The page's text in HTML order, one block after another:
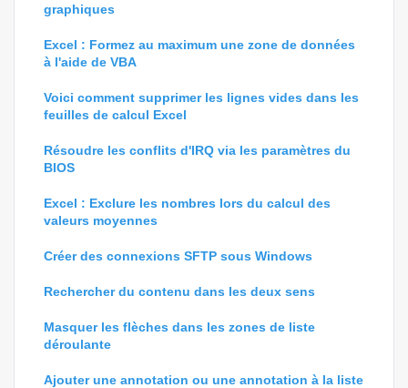
graphiques
Excel : Formez au maximum une zone de données
à l'aide de VBA
Voici comment supprimer les lignes vides dans les
feuilles de calcul Excel
Résoudre les conflits d'IRQ via les paramètres du
BIOS
Excel : Exclure les nombres lors du calcul des
valeurs moyennes
Créer des connexions SFTP sous Windows
Rechercher du contenu dans les deux sens
Masquer les flèches dans les zones de liste
déroulante
Ajouter une annotation ou une annotation à la liste